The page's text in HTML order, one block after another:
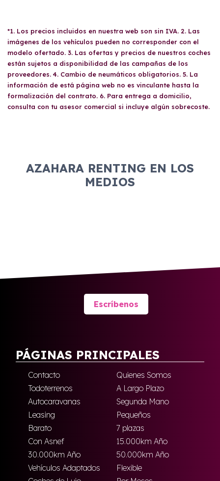
gusta cambiar de coche cada pocos años.
*1. Los precios incluidos en nuestra web son sin IVA. 2. Las
imágenes de los vehículos pueden no corresponder con el
modelo ofertado. 3. Las ofertas y precios de nuestros coches
están sujetos a disponibilidad de las campañas de los
proveedores. 4. Cambio de neumáticos obligatorios. 5. La
información de está página web no es vinculante hasta la
formalización del contrato. 6. Para entrega a domicilio,
consulta con tu asesor comercial si incluye algún sobrecoste.
AZAHARA RENTING EN LOS
MEDIOS
Escríbenos
PÁGINAS PRINCIPALES
Contacto
Quienes Somos
Todoterrenos
A Largo Plazo
Autocaravanas
Segunda Mano
Leasing
Pequeños
Barato
7 plazas
Con Asnef
15.000km Año
30.000km Año
50.000km Año
Vehículos Adaptados
Flexible